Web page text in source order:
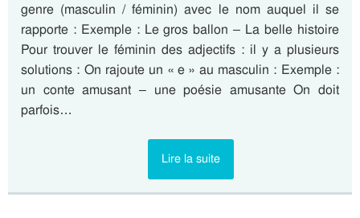
genre (masculin / féminin) avec le nom auquel il se
rapporte : Exemple : Le gros ballon – La belle histoire
Pour trouver le féminin des adjectifs : il y a plusieurs
solutions : On rajoute un « e » au masculin : Exemple :
un conte amusant – une poésie amusante On doit
parfois…
Lire la suite